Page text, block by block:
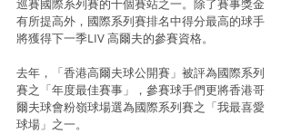
巡賽國際系列賽的十個賽站之一。除了賽事獎金
有所提高外，國際系列賽排名中得分最高的球手
將獲得下一季LIV 高爾夫的參賽資格。
去年，「香港高爾夫球公開賽」被評為國際系列
賽之「年度最佳賽事」，參賽球手們更將香港哥
爾夫球會粉嶺球場選為國際系列賽之「我最喜愛
球場」之一。